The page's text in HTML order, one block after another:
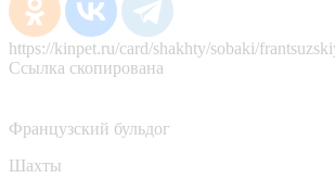
https://kinpet.ru/card/shakhty/sobaki/
Ссылка скопирована
Французский бульдог
Шахты